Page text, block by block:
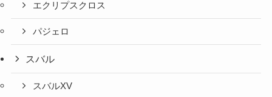
エクリプスクロス
パジェロ
スバル
スバルXV